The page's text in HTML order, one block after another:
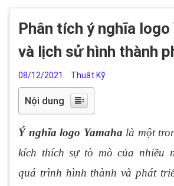
Phân tích ý nghĩa logo
và lịch sử hình thành
08/12/2021 Thuật Kỹ
Nội dung
Ý nghĩa logo Yamaha là một
kích thích sự tò mò của nhiều
quá trình hình thành và phát